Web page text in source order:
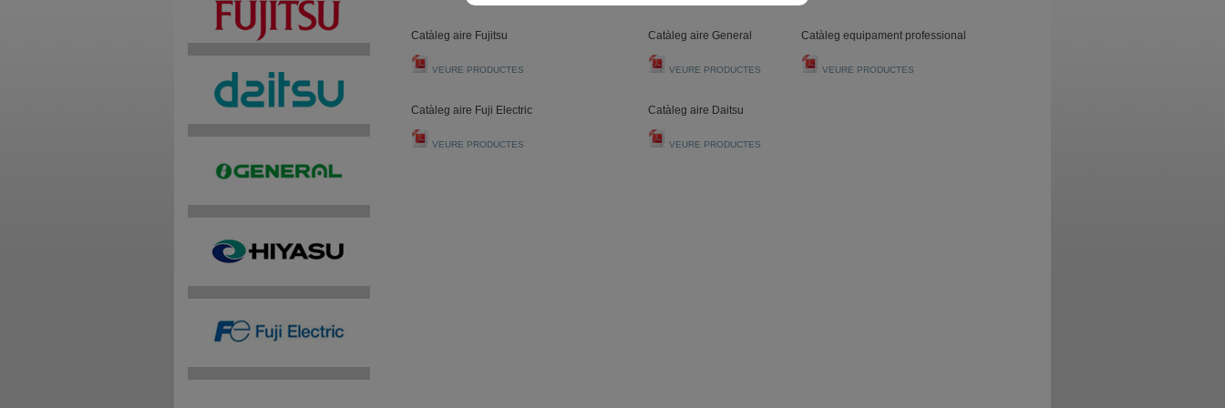
Catàleg aire Fujitsu
VEURE PRODUCTES
Catàleg aire General
VEURE PRODUCTES
Catàleg equipament professional
VEURE PRODUCTES
Catàleg aire Fuji Electric
VEURE PRODUCTES
Catàleg aire Daitsu
VEURE PRODUCTES